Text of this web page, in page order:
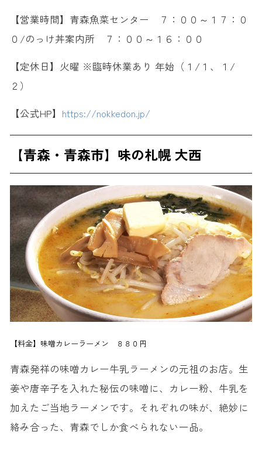
【営業時間】青森魚菜センター ７：００～１７：０
０/のっけ丼案内所 ７：００～１６：００
【定休日】火曜 ※臨時休業あり 年始（１/１、１/
２）
【公式HP】 https://nokkedon.jp/
【青森・青森市】味の札幌 大西
【料金】味噌カレーラーメン ８８０円
青森発祥の味噌カレー牛乳ラーメンの元祖のお店。生
姜や唐辛子を入れた秘伝の味噌に、カレー粉、牛乳を
加えたご当地ラーメンです。それぞれの味が、絶妙に
絡み合った、青森でしか食べられない一品。